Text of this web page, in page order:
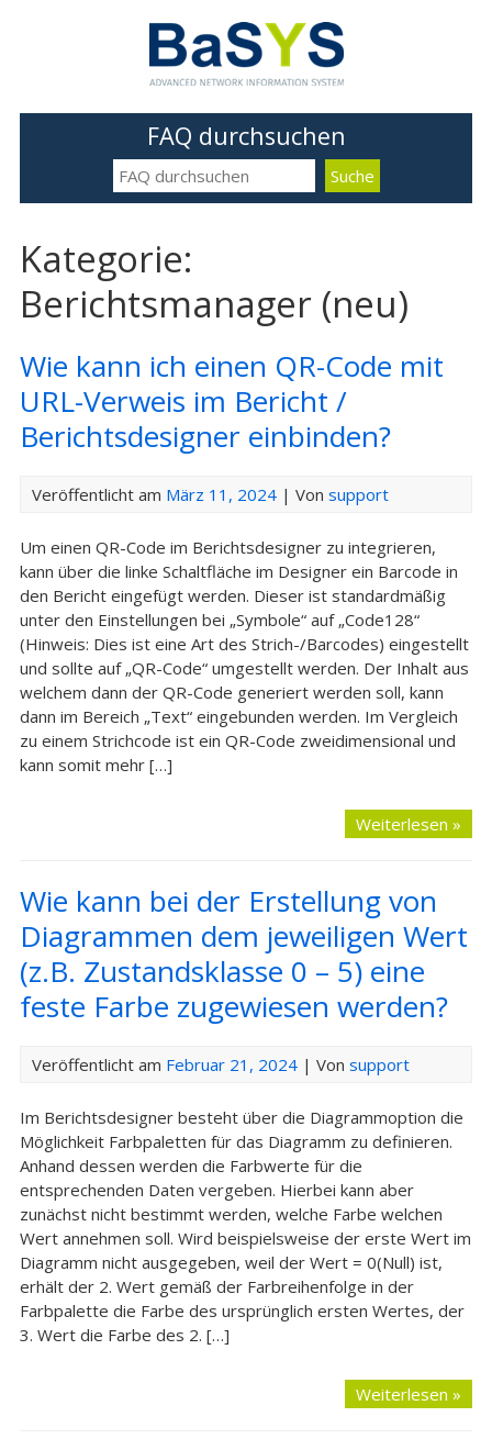
FAQ durchsuchen
Kategorie:
Berichtsmanager (neu)
Wie kann ich einen QR-Code mit
URL-Verweis im Bericht /
Berichtsdesigner einbinden?
Veröffentlicht am März 11, 2024| Von support
Um einen QR-Code im Berichtsdesigner zu integrieren,
kann über die linke Schaltfläche im Designer ein Barcode in
den Bericht eingefügt werden. Dieser ist standardmäßig
unter den Einstellungen bei „Symbole“ auf „Code128“
(Hinweis: Dies ist eine Art des Strich-/Barcodes) eingestellt
und sollte auf „QR-Code“ umgestellt werden. Der Inhalt aus
welchem dann der QR-Code generiert werden soll, kann
dann im Bereich „Text“ eingebunden werden. Im Vergleich
zu einem Strichcode ist ein QR-Code zweidimensional und
kann somit mehr […]
Weiterlesen »
Wie kann bei der Erstellung von
Diagrammen dem jeweiligen Wert
(z.B. Zustandsklasse 0 – 5) eine
feste Farbe zugewiesen werden?
Veröffentlicht am Februar 21, 2024| Von support
Im Berichtsdesigner besteht über die Diagrammoption die
Möglichkeit Farbpaletten für das Diagramm zu definieren.
Anhand dessen werden die Farbwerte für die
entsprechenden Daten vergeben. Hierbei kann aber
zunächst nicht bestimmt werden, welche Farbe welchen
Wert annehmen soll. Wird beispielsweise der erste Wert im
Diagramm nicht ausgegeben, weil der Wert = 0(Null) ist,
erhält der 2. Wert gemäß der Farbreihenfolge in der
Farbpalette die Farbe des ursprünglich ersten Wertes, der
3. Wert die Farbe des 2. […]
Weiterlesen »